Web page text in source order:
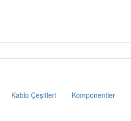
Kablo Çeşitleri Komponentler